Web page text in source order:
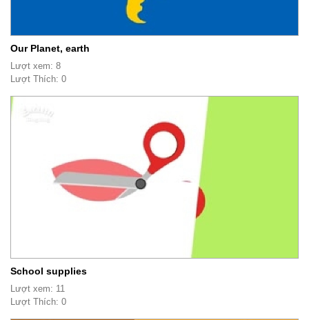
Our Planet, earth
Lượt xem: 8
Lượt Thích: 0
School supplies
Lượt xem: 11
Lượt Thích: 0